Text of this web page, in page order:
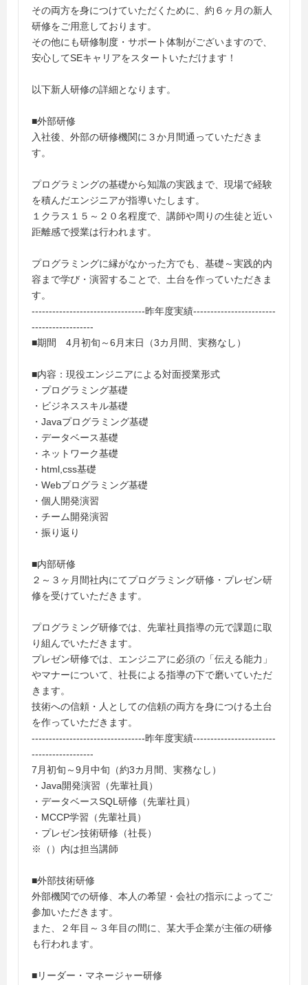
その両方を身につけていただくために、約６ヶ月の新人
研修をご用意しております。
その他にも研修制度・サポート体制がございますので、
安心してSEキャリアをスタートいただけます！
以下新人研修の詳細となります。
■外部研修
入社後、外部の研修機関に３か月間通っていただきま
す。
プログラミングの基礎から知識の実践まで、現場で経験
を積んだエンジニアが指導いたします。
１クラス１５～２０名程度で、講師や周りの生徒と近い
距離感で授業は行われます。
プログラミングに縁がなかった方でも、基礎～実践的内
容まで学び・演習することで、土台を作っていただきま
す。
---------------------------------昨年度実績------------------------
------------------
■期間 4月初旬～6月末日（3カ月間、実務なし）
■内容：現役エンジニアによる対面授業形式
・プログラミング基礎
・ビジネススキル基礎
・Javaプログラミング基礎
・データベース基礎
・ネットワーク基礎
・html,css基礎
・Webプログラミング基礎
・個人開発演習
・チーム開発演習
・振り返り
■内部研修
２～３ヶ月間社内にてプログラミング研修・プレゼン研
修を受けていただきます。
プログラミング研修では、先輩社員指導の元で課題に取
り組んでいただきます。
プレゼン研修では、エンジニアに必須の「伝える能力」
やマナーについて、社長による指導の下で磨いていただ
きます。
技術への信頼・人としての信頼の両方を身につける土台
を作っていただきます。
---------------------------------昨年度実績------------------------
------------------
7月初旬～9月中旬（約3カ月間、実務なし）
・Java開発演習（先輩社員）
・データベースSQL研修（先輩社員）
・MCCP学習（先輩社員）
・プレゼン技術研修（社長）
※（）内は担当講師
■外部技術研修
外部機関での研修、本人の希望・会社の指示によってご
参加いただきます。
また、２年目～３年目の間に、某大手企業が主催の研修
も行われます。
■リーダー・マネージャー研修